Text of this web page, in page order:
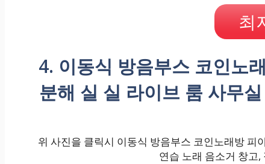
최
4. 이동식 방음부스 코인노
분해 실 실 라이브 룸 사무
위 사진을 클릭시 이동식 방음부스 코인노래방 피
연습 노래 음소거 창고